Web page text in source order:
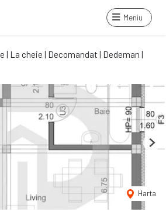
Meniu
| La cheie | Decomandat | Dedeman |
Harta
Next